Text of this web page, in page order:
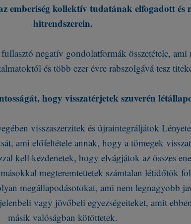
emberiség kollektív tudatának elfogadott és
hitrendszerein.
negatív gondolatformák összetétele, ami
és több ezer évre rabszolgává tesz
hogy visszatérjetek szuverén
visszaszerzitek és újraintegráljátok
ami előfeltétele annak, hogy a tömegek
kell kezdenetek, hogy elvágjátok az összes
megteremtettetek számtalan létidőtök
megállapodásotokat, ami nem legnagyobb
vagy jövőbeli egyezségeiteket, amit
másik valóságban kötöttetek.